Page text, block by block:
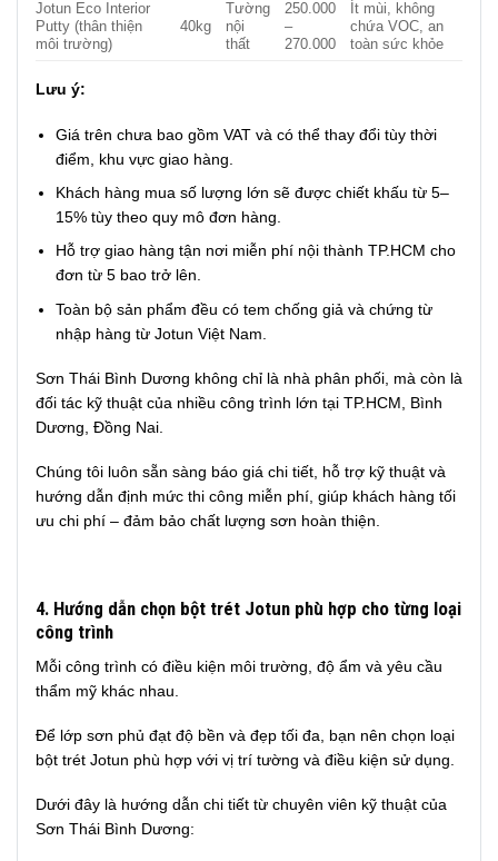
Jotun Eco Interior
Putty (thân thiện
môi trường)
40kg
Tường
nội
thất
250.000
–
270.000
Ít mùi, không
chứa VOC, an
toàn sức khỏe
Lưu ý:
Giá trên chưa bao gồm VAT và có thể thay đổi tùy thời
điểm, khu vực giao hàng.
Khách hàng mua số lượng lớn sẽ được chiết khấu từ 5–
15% tùy theo quy mô đơn hàng.
Hỗ trợ giao hàng tận nơi miễn phí nội thành TP.HCM cho
đơn từ 5 bao trở lên.
Toàn bộ sản phẩm đều có tem chống giả và chứng từ
nhập hàng từ Jotun Việt Nam.
Sơn Thái Bình Dương không chỉ là nhà phân phối, mà còn là
đối tác kỹ thuật của nhiều công trình lớn tại TP.HCM, Bình
Dương, Đồng Nai.
Chúng tôi luôn sẵn sàng báo giá chi tiết, hỗ trợ kỹ thuật và
hướng dẫn định mức thi công miễn phí, giúp khách hàng tối
ưu chi phí – đảm bảo chất lượng sơn hoàn thiện.
4. Hướng dẫn chọn bột trét Jotun phù hợp cho từng loại
công trình
Mỗi công trình có điều kiện môi trường, độ ẩm và yêu cầu
thẩm mỹ khác nhau.
Để lớp sơn phủ đạt độ bền và đẹp tối đa, bạn nên chọn loại
bột trét Jotun phù hợp với vị trí tường và điều kiện sử dụng.
Dưới đây là hướng dẫn chi tiết từ chuyên viên kỹ thuật của
Sơn Thái Bình Dương: